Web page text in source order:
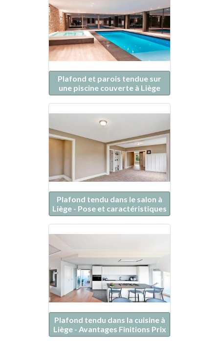
Plafond et parois tendue sur
une piscine couverte à Liège
Plafond tendu dans le salon à
Liège - Pose et caractéristiques
Plafond tendu dans la cuisine à
Liège - Avantages Finitions Prix